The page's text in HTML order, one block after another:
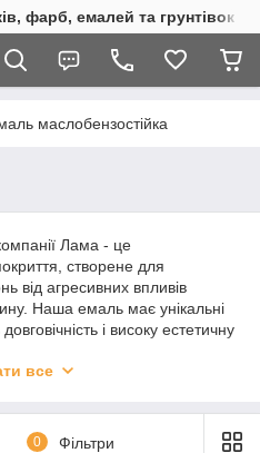
фарб, емалей та грунтівок
маслобензостійка
Лама - це
створене для
від агресивних впливів
Наша емаль має унікальні
і високу естетичну
від руйнівної дії олій,
все
0 Фільтри